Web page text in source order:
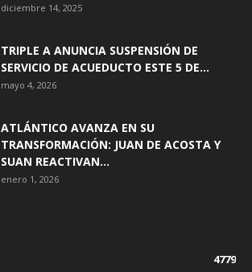
diciembre 14, 2025
TRIPLE A ANUNCIA SUSPENSIÓN DE
SERVICIO DE ACUEDUCTO ESTE 5 DE...
mayo 4, 2026
ATLÁNTICO AVANZA EN SU
TRANSFORMACIÓN: JUAN DE ACOSTA Y
SUAN REACTIVAN...
enero 1, 2026
4779